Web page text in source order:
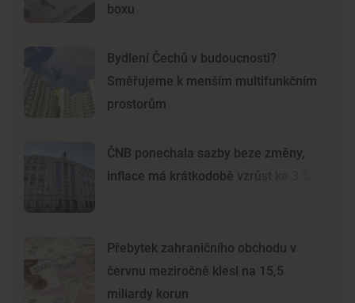
boxu
Bydlení Čechů v budoucnosti?
Směřujeme k menším multifunkčním
prostorům
ČNB ponechala sazby beze změny,
inflace má krátkodobě vzrůst ke 3 %
Přebytek zahraničního obchodu v
červnu meziročně klesl na 15,5
miliardy korun